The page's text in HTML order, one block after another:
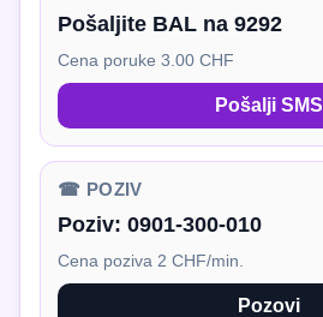
Pošaljite BAL na 9292
Cena poruke 3.00 CHF
Pošalji SMS
☎ POZIV
Poziv: 0901-300-010
Cena poziva 2 CHF/min.
Pozovi